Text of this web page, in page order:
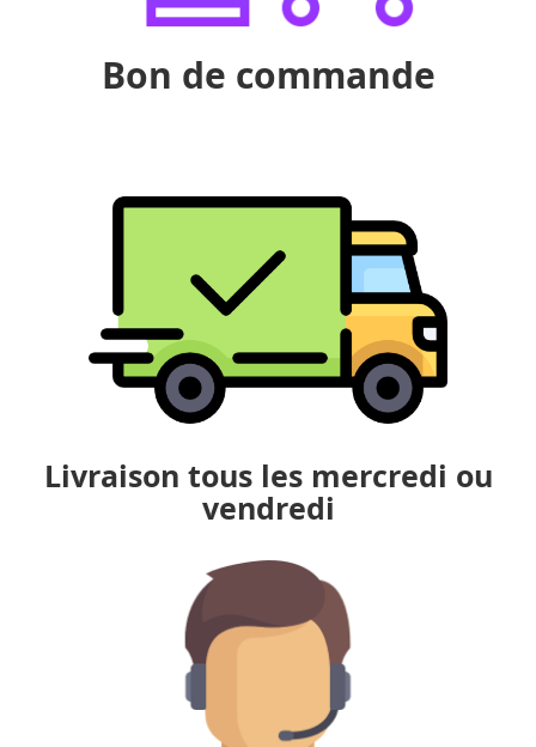
Bon de commande
Livraison tous les mercredi ou
vendredi